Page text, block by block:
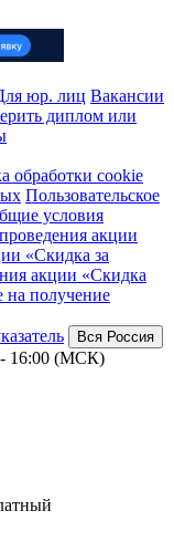
юр. лиц Вакансии
диплом или
обработки cookie
Пользовательское
условия
акции
«Скидка за
акции «Скидка
на получение
Вся Россия
16:00 (МСК)